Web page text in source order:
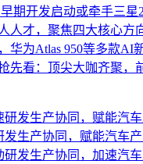
期开发启动或牵手三星
人才，聚焦四大核心方
华为Atlas 950等多款AI
先看：顶尖大咖齐聚，
发生产协同，赋能汽车